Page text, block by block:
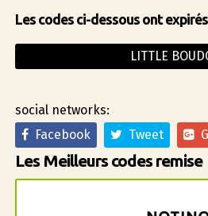
Les codes ci-dessous ont expirés
LITTLE
social networks:
Facebook
Tweet
Les Meilleurs codes remise